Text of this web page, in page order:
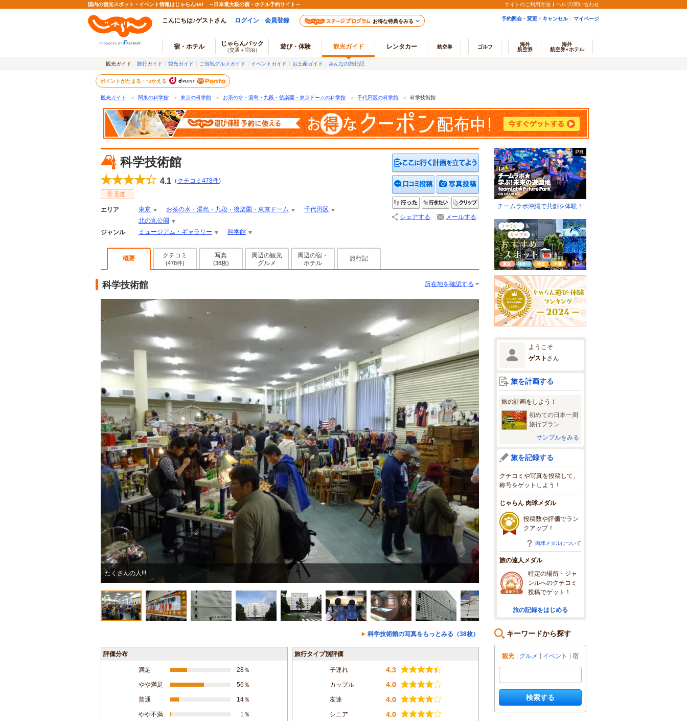
国内の観光スポット・イベント情報はじゃらんnet ～日本最大級の宿・ホテル予約サイト～ サイトのご利用方法 ヘルプ/問い合わせ
こんにちは♪ゲストさん ログイン 会員登録 お得な特典をみる 予約照会・変更・キャンセル マイページ
宿・ホテル じゃらんパック
（交通＋宿泊） 遊び・体験 観光ガイド レンタカー 航空券 ゴルフ
海外
航空券
海外
航空券+ホテル
観光ガイド 旅行ガイド 観光ガイド ご当地グルメガイド イベントガイド お土産ガイド みんなの旅行記
ポイントがたまる・つかえる
観光ガイド ＞ 関東の科学館 ＞ 東京の科学館 ＞ お茶の水・湯島・九段・後楽園・東京ドームの科学館 ＞ 千代田区の科学館 ＞ 科学技術館
科学技術館
4.1 （ クチコミ 478件)
王道
エリア 東京 お茶の水・湯島・九段・後楽園・東京ドーム
千代田区
北の丸公園
ジャンル
ミュージアム・ギャラリー 科学館
クチコミを投稿する写真を投稿する
行った 行きたい
シェアする メールする
概要 クチコミ
(478件)
写真
(38枚)
周辺の観光
グルメ
周辺の宿・
ホテル
旅行記
科学技術館 所在地を確認する
たくさんの人!!! ジャンクショー
科学技術館の写真をもっとみる（38枚）
評価分布
満足 28％
やや満足 56％
普通 14％
やや不満 1％
旅行タイプ別評価
子連れ 4.3
カップル 4.0
友達 4.0
シニア 4.0
チームラボ沖縄で共創を体験！
ようこそ
ゲスト さん
旅を計画する
旅の計画をしよう！
初めての日本一周
旅行プラン
サンプルをみる
旅を記録する
クチコミや写真を投稿して、
称号をゲットしよう！
じゃらん 肉球メダル
投稿数や評価でラン
クアップ！
肉球メダルについて
旅の達人メダル
特定の場所・ジャ
ンルへのクチコミ
投稿でゲット！
旅の記録をはじめる
キーワードから探す
観光 グルメ イベント 宿
検索する